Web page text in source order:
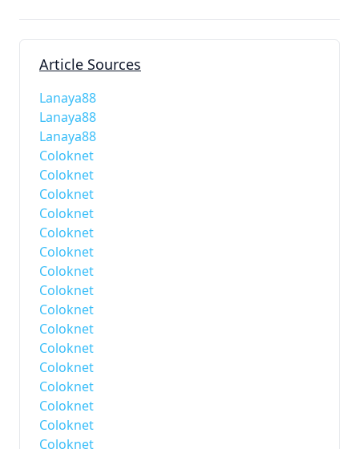
Article Sources
Lanaya88
Lanaya88
Lanaya88
Coloknet
Coloknet
Coloknet
Coloknet
Coloknet
Coloknet
Coloknet
Coloknet
Coloknet
Coloknet
Coloknet
Coloknet
Coloknet
Coloknet
Coloknet
Coloknet